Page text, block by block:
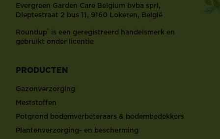
Evergreen Garden Care Belgium bvba sprl,
Dieptestraat 2 bus 11, 9160 Lokeren, België
Roundup® is een geregistreerd handelsmerk en
gebruikt onder licentie
PRODUCTEN
Gazonverzorging
Meststoffen
Potgrond bodemverbeteraars & bodembedekkers
Plantenverzorging- en bescherming